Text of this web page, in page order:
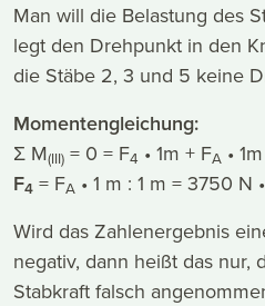
Man will die Belastung des
legt den Drehpunkt in den
die Stäbe 2, 3 und 5 keine
Momentengleichung:
Σ M(III) = 0 = F4 • 1m + FA • 1m
F4 = FA • 1 m : 1 m = 3750 N
Wird das Zahlenergebnis
negativ, dann heißt das nur,
Stabkraft falsch